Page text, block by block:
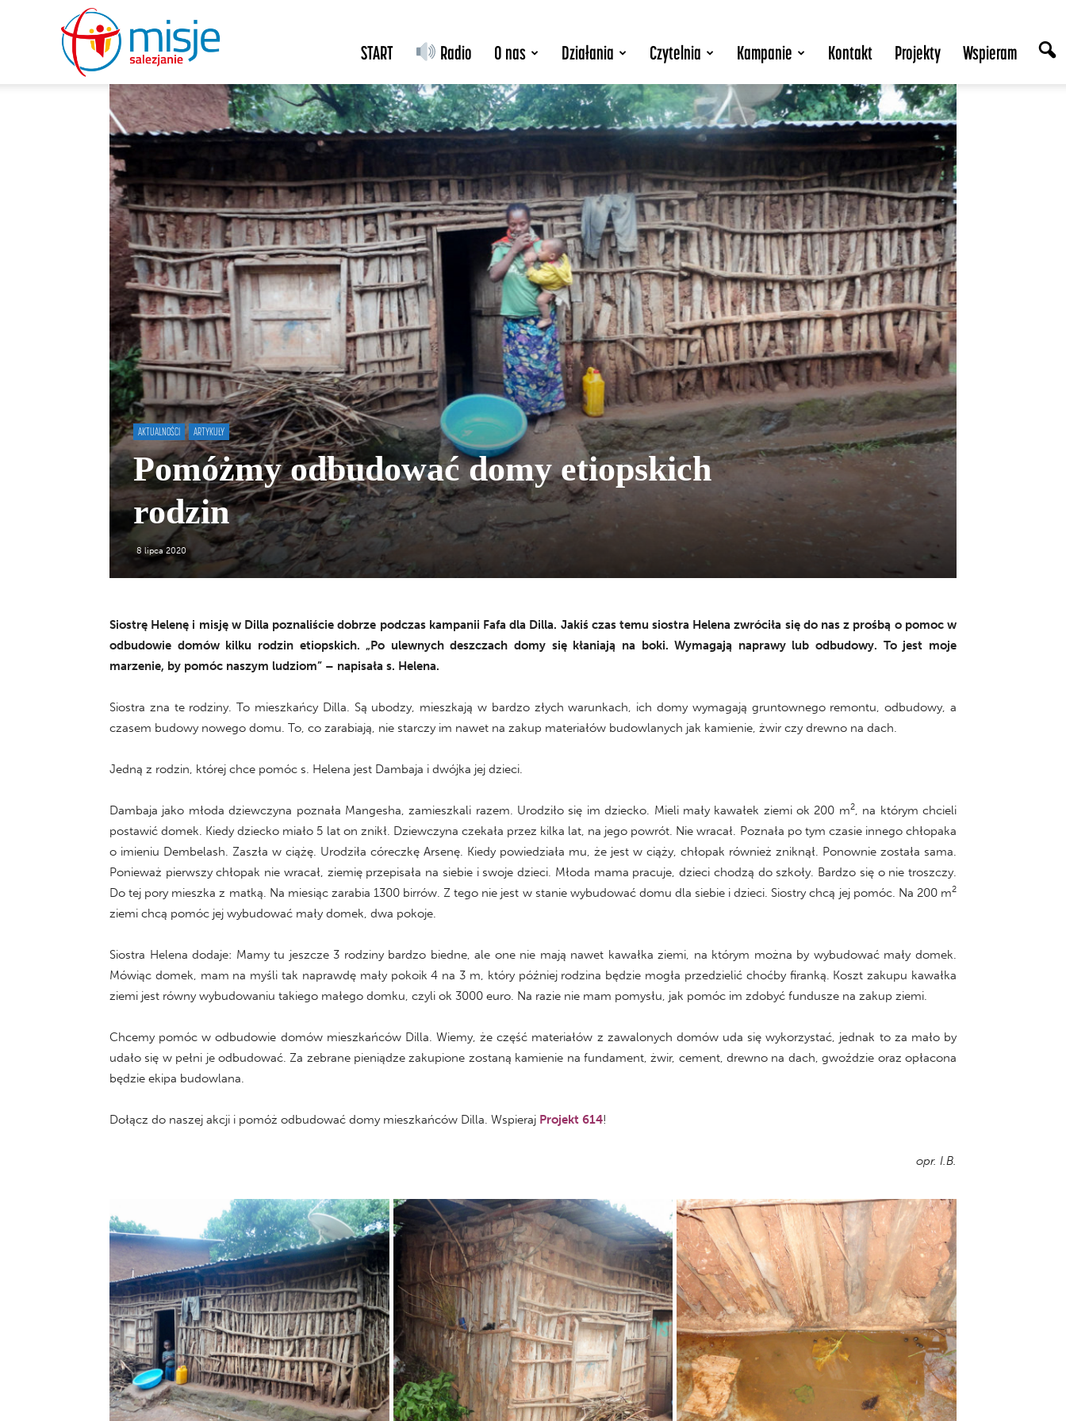
salezjanie
START Radio O nas Działania Czytelnia Kampanie Kontakt Projekty Wspieram
AKTUALNOŚCI ARTYKUŁY
Pomóżmy odbudować domy etiopskich
rodzin
8 lipca 2020
Siostrę Helenę i misję w Dilla poznaliście dobrze podczas kampanii Fafa dla Dilla. Jakiś czas temu siostra Helena zwróciła się do nas z prośbą o pomoc w
odbudowie domów kilku rodzin etiopskich. „Po ulewnych deszczach domy się kłaniają na boki. Wymagają naprawy lub odbudowy. To jest moje
marzenie, by pomóc naszym ludziom” – napisała s. Helena.
Siostra zna te rodziny. To mieszkańcy Dilla. Są ubodzy, mieszkają w bardzo złych warunkach, ich domy wymagają gruntownego remontu, odbudowy, a
czasem budowy nowego domu. To, co zarabiają, nie starczy im nawet na zakup materiałów budowlanych jak kamienie, żwir czy drewno na dach.
Jedną z rodzin, której chce pomóc s. Helena jest Dambaja i dwójka jej dzieci.
Dambaja jako młoda dziewczyna poznała Mangesha, zamieszkali razem. Urodziło się im dziecko. Mieli mały kawałek ziemi ok 200 m2, na którym chcieli
postawić domek. Kiedy dziecko miało 5 lat on znikł. Dziewczyna czekała przez kilka lat, na jego powrót. Nie wracał. Poznała po tym czasie innego chłopaka
o imieniu Dembelash. Zaszła w ciążę. Urodziła córeczkę Arsenę. Kiedy powiedziała mu, że jest w ciąży, chłopak również zniknął. Ponownie została sama.
Ponieważ pierwszy chłopak nie wracał, ziemię przepisała na siebie i swoje dzieci. Młoda mama pracuje, dzieci chodzą do szkoły. Bardzo się o nie troszczy.
Do tej pory mieszka z matką. Na miesiąc zarabia 1300 birrów. Z tego nie jest w stanie wybudować domu dla siebie i dzieci. Siostry chcą jej pomóc. Na 200 m2
ziemi chcą pomóc jej wybudować mały domek, dwa pokoje.
Siostra Helena dodaje: Mamy tu jeszcze 3 rodziny bardzo biedne, ale one nie mają nawet kawałka ziemi, na którym można by wybudować mały domek.
Mówiąc domek, mam na myśli tak naprawdę mały pokoik 4 na 3 m, który później rodzina będzie mogła przedzielić choćby firanką. Koszt zakupu kawałka
ziemi jest równy wybudowaniu takiego małego domku, czyli ok 3000 euro. Na razie nie mam pomysłu, jak pomóc im zdobyć fundusze na zakup ziemi.
Chcemy pomóc w odbudowie domów mieszkańców Dilla. Wiemy, że część materiałów z zawalonych domów uda się wykorzystać, jednak to za mało by
udało się w pełni je odbudować. Za zebrane pieniądze zakupione zostaną kamienie na fundament, żwir, cement, drewno na dach, gwoździe oraz opłacona
będzie ekipa budowlana.
Dołącz do naszej akcji i pomóż odbudować domy mieszkańców Dilla. Wspieraj Projekt 614!
opr. I.B.